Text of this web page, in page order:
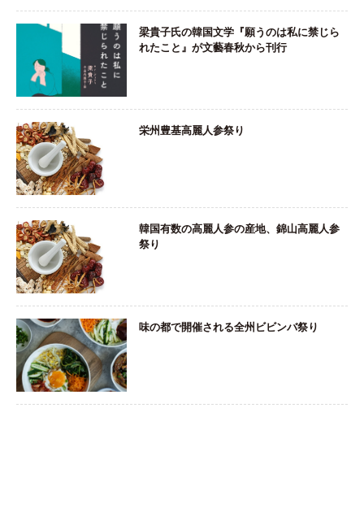
梁貴子氏の韓国文学『願うのは私に禁じら
れたこと』が文藝春秋から刊行
栄州豊基高麗人参祭り
韓国有数の高麗人参の産地、錦山高麗人参
祭り
味の都で開催される全州ビビンバ祭り